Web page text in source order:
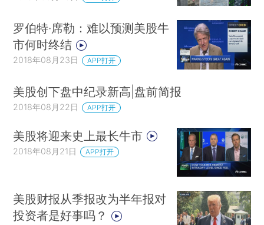
罗伯特·席勒：难以预测美股牛
市何时终结
2018年08月23日 APP打开
美股创下盘中纪录新高|盘前简报
2018年08月22日 APP打开
美股将迎来史上最长牛市
2018年08月21日 APP打开
美股财报从季报改为半年报对
投资者是好事吗？